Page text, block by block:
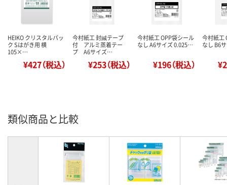
HEIKO クリスタルパッ
ク Sはがき用 横
105×…
¥427（税込）
今村紙工 封緘テープ
付 アルミ蒸着テー
プ A6サイズ…
¥253（税込）
今村紙工 OPP袋シール
なし A6サイズ 0.025…
¥196（税込）
今村紙工
なし B6
類似商品と比較